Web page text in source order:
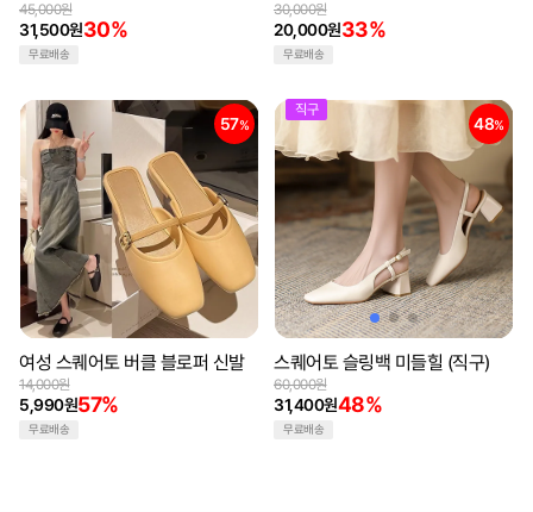
31,500원30%
45,000원
무료배송
20,000원33%
30,000원
무료배송
57%
여성 스퀘어토 버클 블로퍼 신발
5,990원57%
14,000원
무료배송
직구
48%
스퀘어토 슬링백 미들힐 (직구)
31,400원48%
60,000원
무료배송